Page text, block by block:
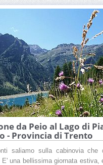
da Peio al Lago di
- Provincia di Trento
saliamo sulla cabinovia
E' una bellissima giornata estiva,